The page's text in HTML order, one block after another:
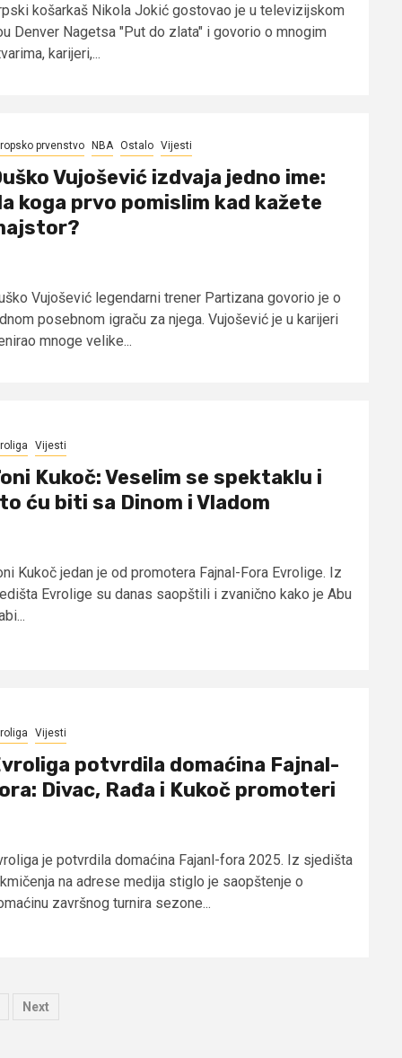
košarkaš Nikola Jokić gostovao je u televizijskom
Denver Nagetsa "Put do zlata" i govorio o mnogim
karijeri,...
prvenstvo NBA Ostalo Vijesti
Vujošević izdvaja jedno ime:
koga prvo pomislim kad kažete
Vujošević legendarni trener Partizana govorio je o
posebnom igraču za njega. Vujošević je u karijeri
mnoge velike...
Vijesti
Kukoč: Veselim se spektaklu i
ću biti sa Dinom i Vladom
Kukoč jedan je od promotera Fajnal-Fora Evrolige. Iz
Evrolige su danas saopštili i zvanično kako je Abu
Vijesti
potvrdila domaćina Fajnal-
Divac, Rađa i Kukoč promoteri
je potvrdila domaćina Fajanl-fora 2025. Iz sjedišta
na adrese medija stiglo je saopštenje o
završnog turnira sezone...
Next